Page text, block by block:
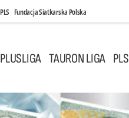
PLS Fundacja Siatkarska Polska
PLUSLIGA TAURON LIGA